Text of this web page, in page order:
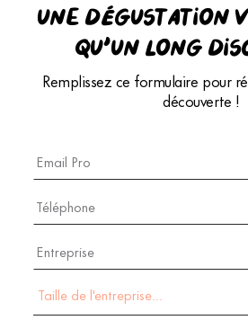
Une dégustation
qu’un long
Remplissez ce formulaire pour
découverte !